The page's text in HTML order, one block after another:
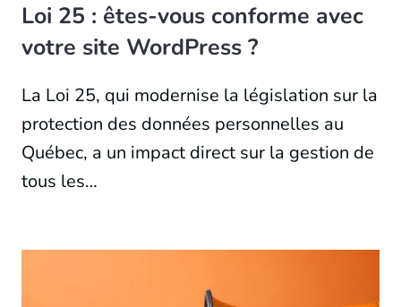
Loi 25 : êtes-vous conforme avec
votre site WordPress ?
La Loi 25, qui modernise la législation sur la
protection des données personnelles au
Québec, a un impact direct sur la gestion de
tous les…